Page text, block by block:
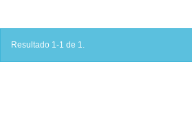
Resultado 1-1 de 1.